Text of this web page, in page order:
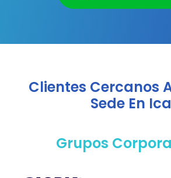
Clientes Cercanos
Sede En Ica
Grupos